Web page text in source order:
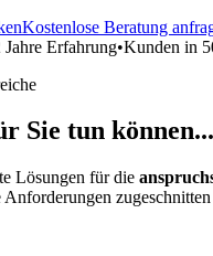
Kostenlose Beratung
Jahre Erfahrung•Kunden in
Sie tun können...
Lösungen für die